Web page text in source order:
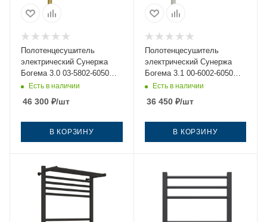
Полотенцесушитель
электрический Сунержа
Богема 3.0 03-5802-6050
50х60 золото
Есть в наличии
46 300 ₽/шт
В КОРЗИНУ
Полотенцесушитель
электрический Сунержа
Богема 3.1 00-6002-6050
50х60 нержавеющая сталь
Есть в наличии
36 450₽/шт
В КОРЗИНУ